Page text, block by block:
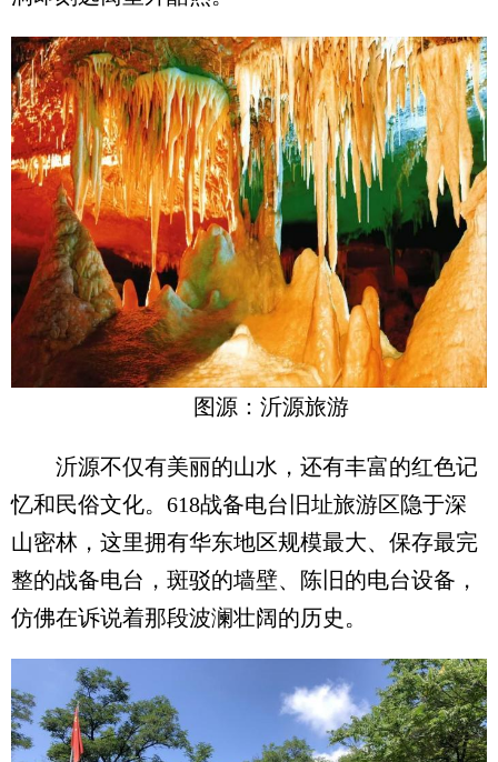
图源：沂源旅游
沂源不仅有美丽的山水，还有丰富的红色记
忆和民俗文化。618战备电台旧址旅游区隐于深
山密林，这里拥有华东地区规模最大、保存最完
整的战备电台，斑驳的墙壁、陈旧的电台设备，
仿佛在诉说着那段波澜壮阔的历史。